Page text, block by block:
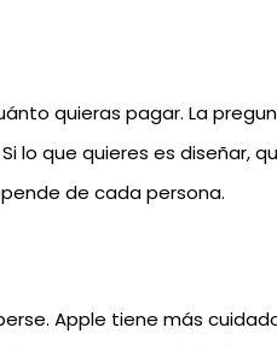
quieras pagar. La
lo que quieres es diseñar,
de cada persona.
Apple tiene más